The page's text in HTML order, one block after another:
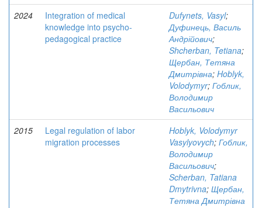
2024
Integration of medical
knowledge into psycho-
pedagogical practice
Dufynets, Vasyl;
Дуфинець, Василь
Андрійович;
Shcherban, Tetiana;
Щербан, Тетяна
Дмитрівна; Hoblyk,
Volodymyr; Гоблик,
Володимир
Васильович
2015
Legal regulation of labor
migration processes
Hoblyk, Volodymyr
Vasylyovych; Гоблик,
Володимир
Васильович;
Scherban, Tatiana
Dmytrivna; Щербан,
Тетяна Дмитрівна